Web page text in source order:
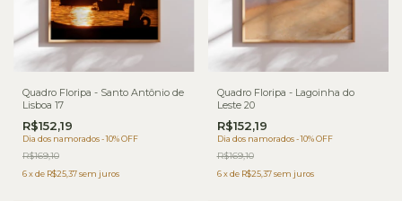
Quadro Floripa - Santo Antônio de
Lisboa 17
R$152,19
Dia dos namorados - 10% OFF
R$169,10
6xde R$25,37sem juros
Quadro Floripa - Lagoinha do
Leste 20
R$152,19
Dia dos namorados - 10% OFF
R$169,10
6 xde R$25,37 sem juros